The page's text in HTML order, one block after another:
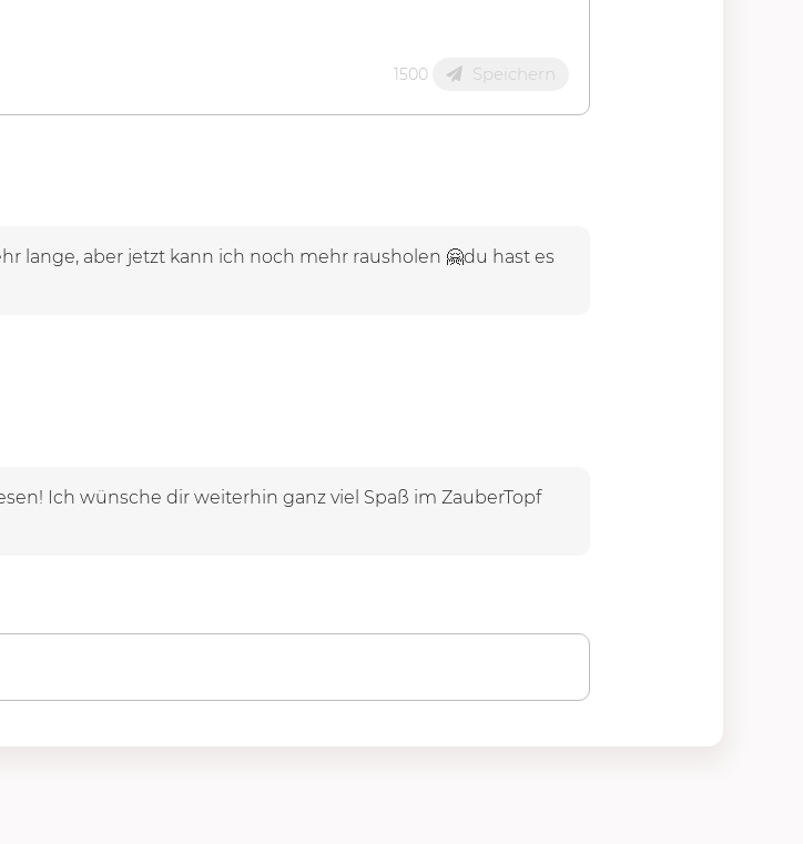
1500 Speichern
lange, aber jetzt kann ich noch mehr rausholen 🤗du hast es
Ich wünsche dir weiterhin ganz viel Spaß im ZauberTopf